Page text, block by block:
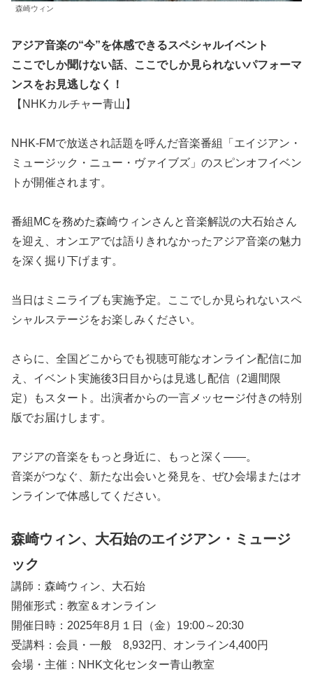
森崎ウィン
アジア音楽の“今”を体感できるスペシャルイベント
ここでしか聞けない話、ここでしか見られないパフォーマ
ンスをお見逃しなく！
【NHKカルチャー青山】
NHK-FMで放送され話題を呼んだ音楽番組「エイジアン・
ミュージック・ニュー・ヴァイブズ」のスピンオフイベン
トが開催されます。
番組MCを務めた森崎ウィンさんと音楽解説の大石始さん
を迎え、オンエアでは語りきれなかったアジア音楽の魅力
を深く掘り下げます。
当日はミニライブも実施予定。ここでしか見られないスペ
シャルステージをお楽しみください。
さらに、全国どこからでも視聴可能なオンライン配信に加
え、イベント実施後3日目からは見逃し配信（2週間限
定）もスタート。出演者からの一言メッセージ付きの特別
版でお届けします。
アジアの音楽をもっと身近に、もっと深く――。
音楽がつなぐ、新たな出会いと発見を、ぜひ会場またはオ
ンラインで体感してください。
森崎ウィン、大石始のエイジアン・ミュージ
ック
講師：森崎ウィン、大石始
開催形式：教室＆オンライン
開催日時：2025年8月１日（金）19:00～20:30
受講料：会員・一般 8,932円、オンライン4,400円
会場・主催：NHK文化センター青山教室